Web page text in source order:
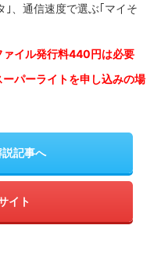
｣、通信速度で選ぶ｢マイそ
イル発行料440円は必要
パーライトを申し込みの場
記事へ
イト